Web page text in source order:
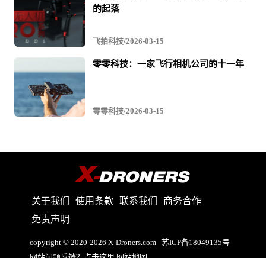
的起落
飞拍科技/2026-03-15
零零科技：一家飞行相机公司的十一年
零零科技/2026-03-15
关于我们 使用条款 联系我们
商务合作
免责声明
copyright © 2020-2026 X-Droners.com 苏ICP备18049135号